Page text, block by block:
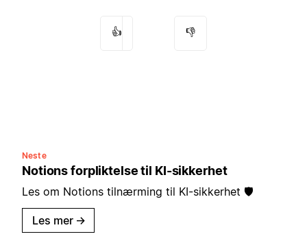
👍 👎
Neste
Notions forpliktelse til KI-sikkerhet
Les om Notions tilnærming til KI-sikkerhet 🛡️
Les mer →